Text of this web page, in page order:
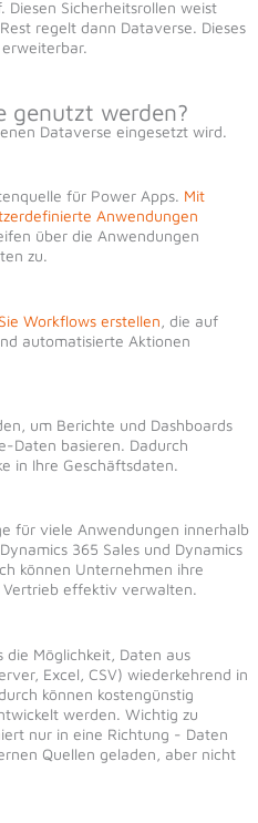
Sicherheitsrollen weist
regelt dann Dataverse. Dieses
genutzt werden?
Dataverse eingesetzt wird.
für Power Apps. Mit
Anwendungen
über die Anwendungen
zu.
Workflows erstellen , die auf
automatisierte Aktionen
um Berichte und Dashboards
Daten basieren. Dadurch
in Ihre Geschäftsdaten.
für viele Anwendungen innerhalb
365 Sales und Dynamics
können Unternehmen ihre
Vertrieb effektiv verwalten.
Möglichkeit, Daten aus
Excel, CSV) wiederkehrend in
können kostengünstig
werden. Wichtig zu
nur in eine Richtung - Daten
Quellen geladen, aber nicht